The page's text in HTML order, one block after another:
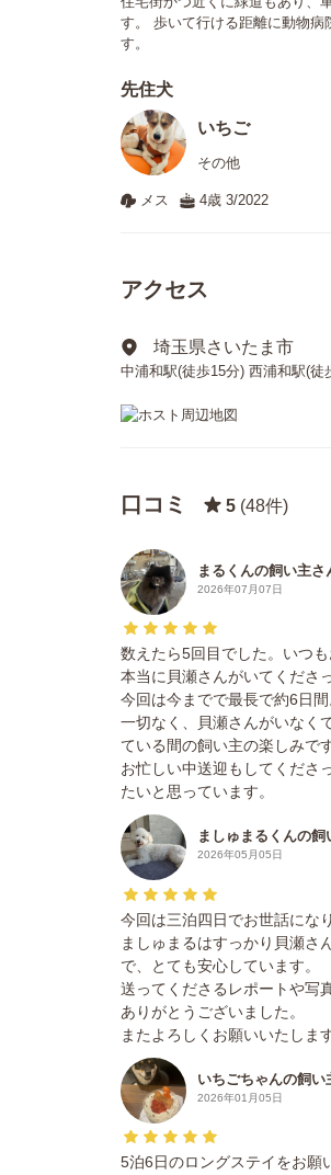
す。 歩いて行ける距離に動物病
す。
先住犬
いちご
その他
メス 4歳 3/2022
アクセス
埼玉県さいたま市
中浦和駅(徒歩15分) 西浦和駅(徒
口コミ 5 (48件)
まるくんの飼い主さ
2026年07月07日
数えたら5回目でした。いつも
本当に貝瀬さんがいてくださ
今回は今までで最長で約6日
一切なく、貝瀬さんがいなく
ている間の飼い主の楽しみです
お忙しい中送迎もしてくださ
たいと思っています。
ましゅまるくんの飼
2026年05月05日
今回は三泊四日でお世話にな
ましゅまるはすっかり貝瀬さ
で、とても安心しています。
送ってくださるレポートや写
ありがとうございました。
またよろしくお願いいたしま
いちごちゃんの飼い
2026年01月05日
5泊6日のロングステイをお願